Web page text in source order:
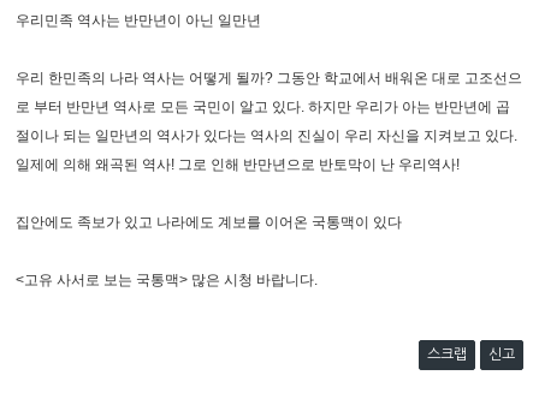
우리민족 역사는 반만년이 아닌 일만년
우리 한민족의 나라 역사는 어떻게 될까? 그동안 학교에서 배워온 대로 고조선으
로 부터 반만년 역사로 모든 국민이 알고 있다. 하지만 우리가 아는 반만년에 곱
절이나 되는 일만년의 역사가 있다는 역사의 진실이 우리 자신을 지켜보고 있다.
일제에 의해 왜곡된 역사! 그로 인해 반만년으로 반토막이 난 우리역사!
집안에도 족보가 있고 나라에도 계보를 이어온 국통맥이 있다
<고유 사서로 보는 국통맥> 많은 시청 바랍니다.
스크랩 신고